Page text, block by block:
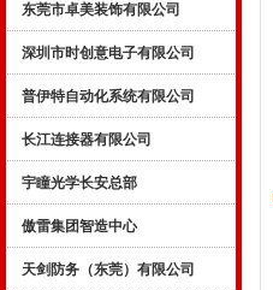
东莞市卓美装饰有限公司
深圳市时创意电子有限公司
普伊特自动化系统有限公司
长江连接器有限公司
宇瞳光学长安总部
傲雷集团智造中心
天剑防务（东莞）有限公司